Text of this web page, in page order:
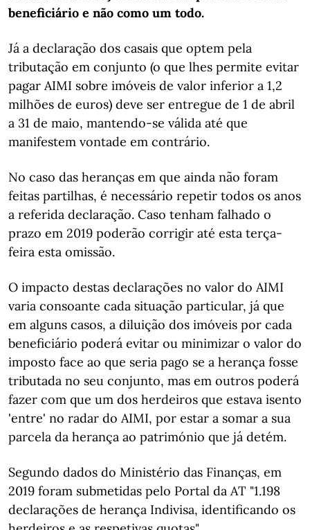
beneficiário e não como um todo.
Já a declaração dos casais que optem pela
tributação em conjunto (o que lhes permite evitar
pagar AIMI sobre imóveis de valor inferior a 1,2
milhões de euros) deve ser entregue de 1 de abril
a 31 de maio, mantendo-se válida até que
manifestem vontade em contrário.
No caso das heranças em que ainda não foram
feitas partilhas, é necessário repetir todos os anos
a referida declaração. Caso tenham falhado o
prazo em 2019 poderão corrigir até esta terça-
feira esta omissão.
O impacto destas declarações no valor do AIMI
varia consoante cada situação particular, já que
em alguns casos, a diluição dos imóveis por cada
beneficiário poderá evitar ou minimizar o valor do
imposto face ao que seria pago se a herança fosse
tributada no seu conjunto, mas em outros poderá
fazer com que um dos herdeiros que estava isento
'entre' no radar do AIMI, por estar a somar a sua
parcela da herança ao património que já detém.
Segundo dados do Ministério das Finanças, em
2019 foram submetidas pelo Portal da AT "1.198
declarações de herança Indivisa, identificando os